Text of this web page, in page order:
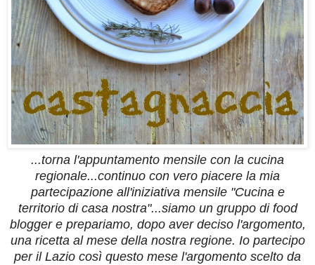
...torna l'appuntamento mensile con la cucina
regionale...continuo con vero piacere la mia
partecipazione all'iniziativa mensile "Cucina e
territorio di casa nostra"...siamo un gruppo di food
blogger e prepariamo, dopo aver deciso l'argomento,
una ricetta al mese della nostra regione. Io partecipo
per il Lazio così questo mese l'argomento scelto da